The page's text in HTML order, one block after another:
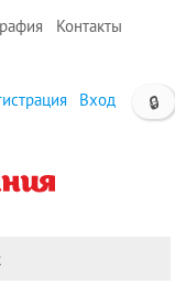
Контакты
🔒
Вход